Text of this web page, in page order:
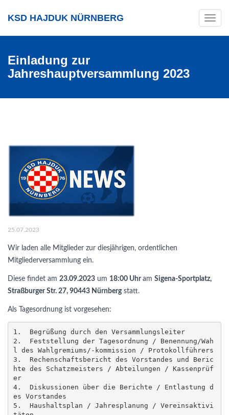
Toggle
KSD HAJDUK NÜRNBERG
Einladung zur
Jahreshauptversammlung 2023
25.07.2023
Wir laden alle Mitglieder zur diesjährigen, ordentlichen
Mitgliederversammlung ein.
Diese findet am 23.09.2023 um 18:00 Uhr am Sigena-Sportplatz,
Straßburger Str. 27, 90443 Nürnbergstatt.
Als Tagesordnung ist vorgesehen:
1.  Begrüßung durch den Versammlungsleiter
2.  Feststellung der Tagesordnung / Benennung/Wah
l des Wahlgremiums/-kommission / Protokollführers
3.  Rechenschaftsbericht des Vorstandes und Beric
hte des Schatzmeisters / Abteilungen / Kassenprüf
er
4.  Diskussionen über die Berichte / Entlastung d
es Vorstandes
5.  Haushaltsplan / Jahresplanung / Vereinsaktivi